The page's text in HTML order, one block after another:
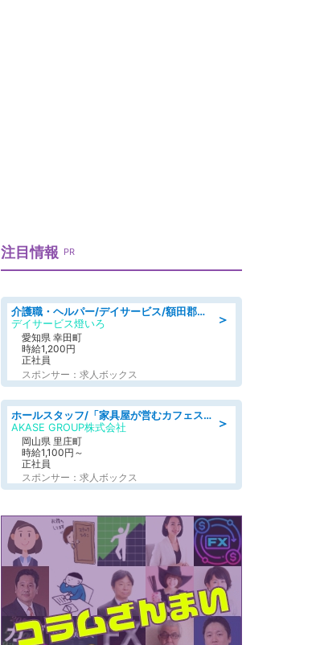
注目情報 PR
＞
介護職・ヘルパー/デイサービス/額田郡幸田町/JR東海道本線 幸田/愛知県
デイサービス燈いろ
愛知県 幸田町
時給1,200円
正社員
スポンサー：求人ボックス
＞
ホールスタッフ/「家具屋が営むカフェスタッフ!」週2日～OK!嬉しいまかない付き/岡山県/浅口郡里庄町
AKASE GROUP株式会社
岡山県 里庄町
時給1,100円～
正社員
スポンサー：求人ボックス